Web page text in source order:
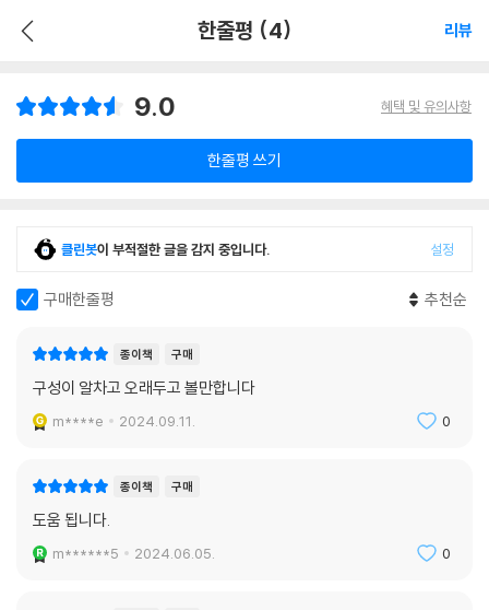
한줄평 (4) 리뷰
9.0 혜택 및 유의사항
한줄평 쓰기
클린봇이 부적절한 글을 감지 중입니다. 설정
구매한줄평 추천순
종이책 구매
구성이 알차고 오래두고 볼만합니다
m****e 2024.09.11. 0
종이책 구매
도움 됩니다.
m******5 2024.06.05. 0